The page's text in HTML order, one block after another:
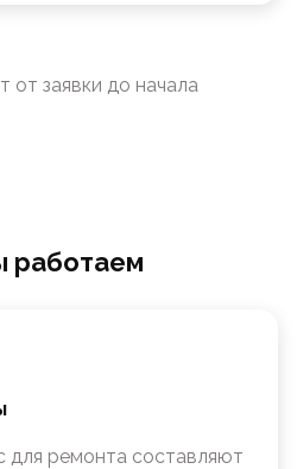
от заявки до начала
работаем
для ремонта составляют